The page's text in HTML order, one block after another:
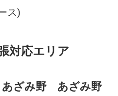
ス)
対応エリア
ざみ野 あざみ野